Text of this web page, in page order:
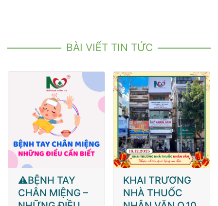
BÀI VIẾT TIN TỨC
⚠️BỆNH TAY
CHÂN MIỆNG –
KHAI TRƯƠNG
NHÀ THUỐC